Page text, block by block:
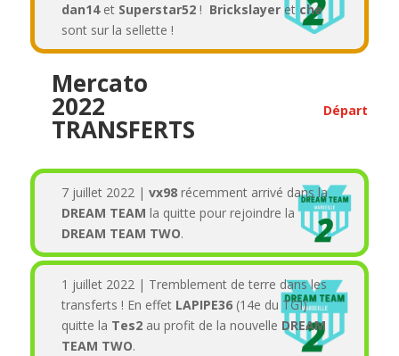
dan14et Superstar52! Brickslayeret che
sont sur la sellette !
Mercato
2022
TRANSFERTS
Départ
7 juillet 2022 | vx98récemment arrivé dans la
DREAM TEAM la quitte pour rejoindre la
DREAM TEAM TWO.
1 juillet 2022 | Tremblement de terre dans les
transferts ! En effet LAPIPE36(14e du TGI)
quitte la Tes2au profit de la nouvelle DREAM
TEAM TWO.